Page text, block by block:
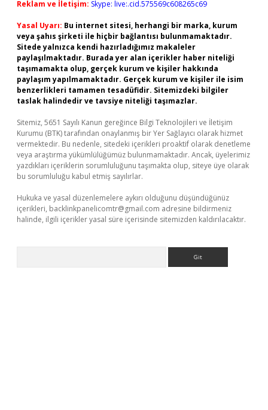
Reklam ve İletişim: Skype: live:.cid.575569c608265c69
Yasal Uyarı: Bu internet sitesi, herhangi bir marka, kurum
veya şahıs şirketi ile hiçbir bağlantısı bulunmamaktadır.
Sitede yalnızca kendi hazırladığımız makaleler
paylaşılmaktadır. Burada yer alan içerikler haber niteliği
taşımamakta olup, gerçek kurum ve kişiler hakkında
paylaşım yapılmamaktadır. Gerçek kurum ve kişiler ile isim
benzerlikleri tamamen tesadüfidir. Sitemizdeki bilgiler
taslak halindedir ve tavsiye niteliği taşımazlar.
Sitemiz, 5651 Sayılı Kanun gereğince Bilgi Teknolojileri ve İletişim
Kurumu (BTK) tarafından onaylanmış bir Yer Sağlayıcı olarak hizmet
vermektedir. Bu nedenle, sitedeki içerikleri proaktif olarak denetleme
veya araştırma yükümlülüğümüz bulunmamaktadır. Ancak, üyelerimiz
yazdıkları içeriklerin sorumluluğunu taşımakta olup, siteye üye olarak
bu sorumluluğu kabul etmiş sayılırlar.
Hukuka ve yasal düzenlemelere aykırı olduğunu düşündüğünüz
içerikleri, backlinkpanelicomtr@gmail.com adresine bildirmeniz
halinde, ilgili içerikler yasal süre içerisinde sitemizden kaldırılacaktır.